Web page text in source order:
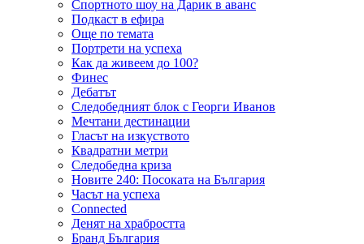
Спортното шоу на Дарик в аванс
Подкаст в ефира
Още по темата
Портрети на успеха
Как да живеем до 100?
Финес
Дебатът
Следобедният блок с Георги Иванов
Мечтани дестинации
Гласът на изкуството
Квадратни метри
Следобедна криза
Новите 240: Посоката на България
Часът на успеха
Connected
Денят на храбростта
Бранд България